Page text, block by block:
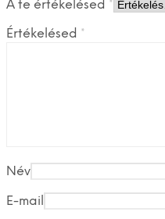
A te értékelésed *
Értékelésed *
Név
E-mail